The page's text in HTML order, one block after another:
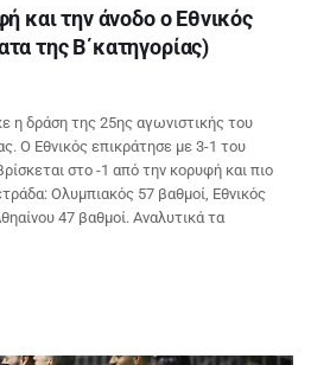
και την άνοδο ο Εθνικός
της Β΄κατηγορίας)
η δράση της 25ης αγωνιστικής του
Ο Εθνικός επικράτησε με 3-1 του
στο -1 από την κορυφή και πιο
Ολυμπιακός 57 βαθμοί, Εθνικός
47 βαθμοί. Αναλυτικά τα